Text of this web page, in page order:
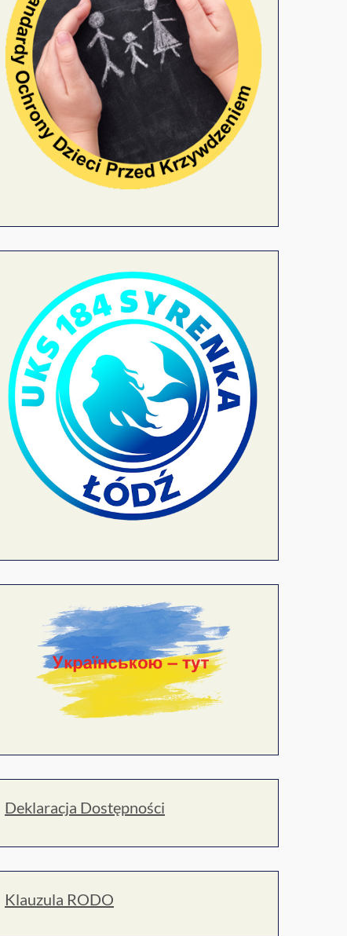
Deklaracja Dostępności
Klauzula RODO